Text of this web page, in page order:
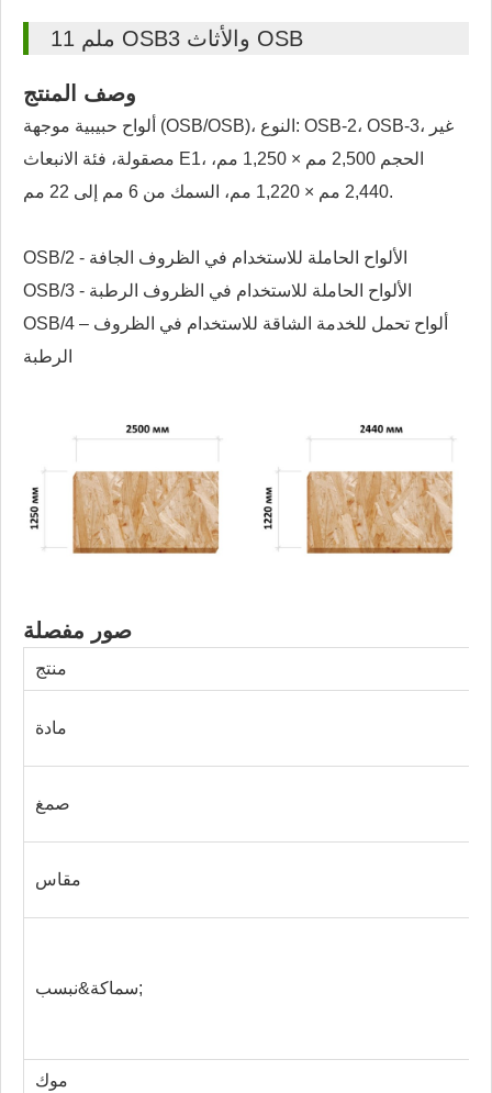
11 ملم OSB3 والأثاث OSB
وصف المنتج
ألواح حبيبية موجهة (OSB/OSB)، النوع: OSB-2، OSB-3، غير
مصقولة، فئة الانبعاث E1، الحجم 2,500 مم × 1,250 مم،
2,440 مم × 1,220 مم، السمك من 6 مم إلى 22 مم.
OSB/2 - الألواح الحاملة للاستخدام في الظروف الجافة
OSB/3 - الألواح الحاملة للاستخدام في الظروف الرطبة
OSB/4 – ألواح تحمل للخدمة الشاقة للاستخدام في الظروف
الرطبة
صور مفصلة
منتج
مادة
صمغ
مقاس
سماكة&نبسب;
موك